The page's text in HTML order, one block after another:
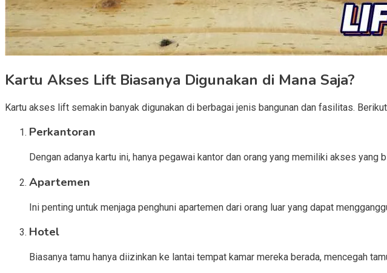
Kartu Akses Lift Biasanya Digunakan di Mana Saja?
Kartu akses lift semakin banyak digunakan di berbagai jenis bangunan dan fasilitas.
Perkantoran
Dengan adanya kartu ini, hanya pegawai kantor dan orang yang memiliki akses yang
Apartemen
Ini penting untuk menjaga penghuni apartemen dari orang luar yang dapat
Hotel
Biasanya tamu hanya diizinkan ke lantai tempat kamar mereka berada, mencegah